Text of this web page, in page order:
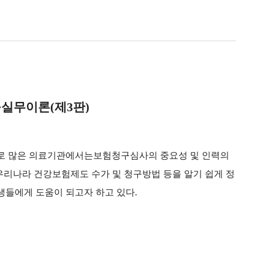
무이론(제3판)
많은 의료기관에서는보험청구심사의 중요성 및 인력의
나라 건강보험제도 수가 및 청구방법 등을 알기 쉽게 정
들에게 도움이 되고자 하고 있다.